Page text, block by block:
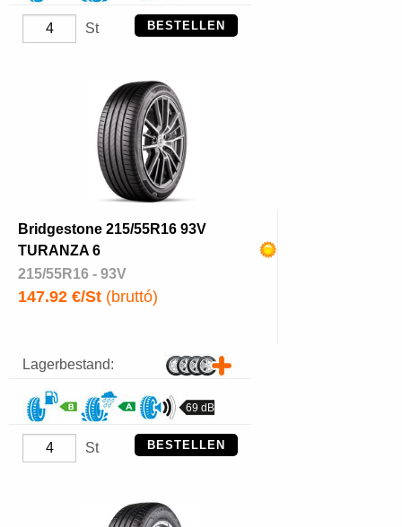
St BESTELLEN
Bridgestone 215/55R16 93V
TURANZA 6
215/55R16 - 93V
147.92 €/St (bruttó)
Lagerbestand:
69 dB
St BESTELLEN